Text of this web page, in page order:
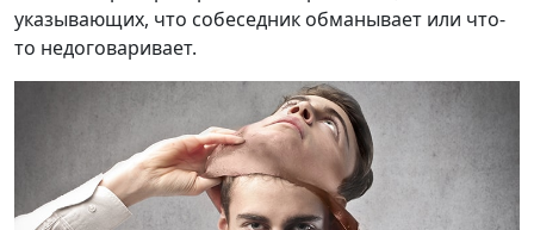
указывающих, что собеседник обманывает или что-
то недоговаривает.